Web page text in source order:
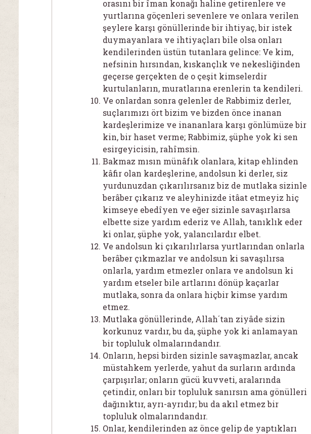
orasını bir îman konağı haline getirenlere ve
yurtlarına göçenleri sevenlere ve onlara verilen
şeylere karşı gönüllerinde bir ihtiyaç, bir istek
duymayanlara ve ihtiyaçları bile olsa onları
kendilerinden üstün tutanlara gelince: Ve kim,
nefsinin hırsından, kıskançlık ve nekesliğinden
geçerse gerçekten de o çeşit kimselerdir
kurtulanların, muratlarına erenlerin ta kendileri.
Ve onlardan sonra gelenler de Rabbimiz derler,
suçlarımızı ört bizim ve bizden önce inanan
kardeşlerimize ve inananlara karşı gönlümüze bir
kin, bir haset verme; Rabbimiz, şüphe yok ki sen
esirgeyicisin, rahîmsin.
Bakmaz mısın münâfık olanlara, kitap ehlinden
kâfir olan kardeşlerine, andolsun ki derler, siz
yurdunuzdan çıkarılırsanız biz de mutlaka sizinle
berâber çıkarız ve aleyhinizde itâat etmeyiz hiç
kimseye ebedîyen ve eğer sizinle savaşırlarsa
elbette size yardım ederiz ve Allah, tanıklık eder
ki onlar, şüphe yok, yalancılardır elbet.
Ve andolsun ki çıkarılırlarsa yurtlarından onlarla
berâber çıkmazlar ve andolsun ki savaşılırsa
onlarla, yardım etmezler onlara ve andolsun ki
yardım etseler bile artlarını dönüp kaçarlar
mutlaka, sonra da onlara hiçbir kimse yardım
etmez.
Mutlaka gönüllerinde, Allah´tan ziyâde sizin
korkunuz vardır, bu da, şüphe yok ki anlamayan
bir topluluk olmalarındandır.
Onların, hepsi birden sizinle savaşmazlar, ancak
müstahkem yerlerde, yahut da surların ardında
çarpışırlar; onların gücü kuvveti, aralarında
çetindir, onları bir topluluk sanırsın ama gönülleri
dağınıktır, ayrı-ayrıdır; bu da akıl etmez bir
topluluk olmalarındandır.
Onlar, kendilerinden az önce gelip de yaptıkları